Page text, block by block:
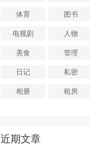
体育 图书
电视剧 人物
美食 管理
日记 私密
相册 租房
近期文章